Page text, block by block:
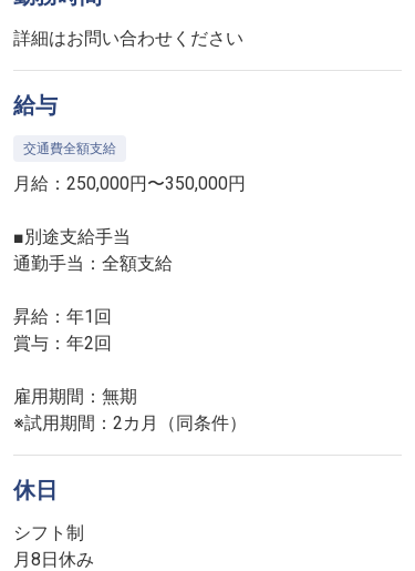
詳細はお問い合わせください
給与
交通費全額支給
月給：250,000円〜350,000円
■別途支給手当
通勤手当：全額支給
昇給：年1回
賞与：年2回
雇用期間：無期
※試用期間：2カ月（同条件）
休日
シフト制
月8日休み